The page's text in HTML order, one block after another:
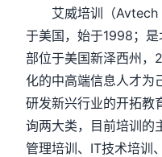
艾威培训（Avtech
于美国，始于1998；
部位于美国新泽西州
化的中高端信息人才为
研发新兴行业的开拓教
询两大类，目前培训的
管理培训、IT技术培训